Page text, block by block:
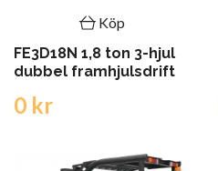
Köp
FE3D18N 1,8 ton 3-hjul
dubbel framhjulsdrift
0 kr